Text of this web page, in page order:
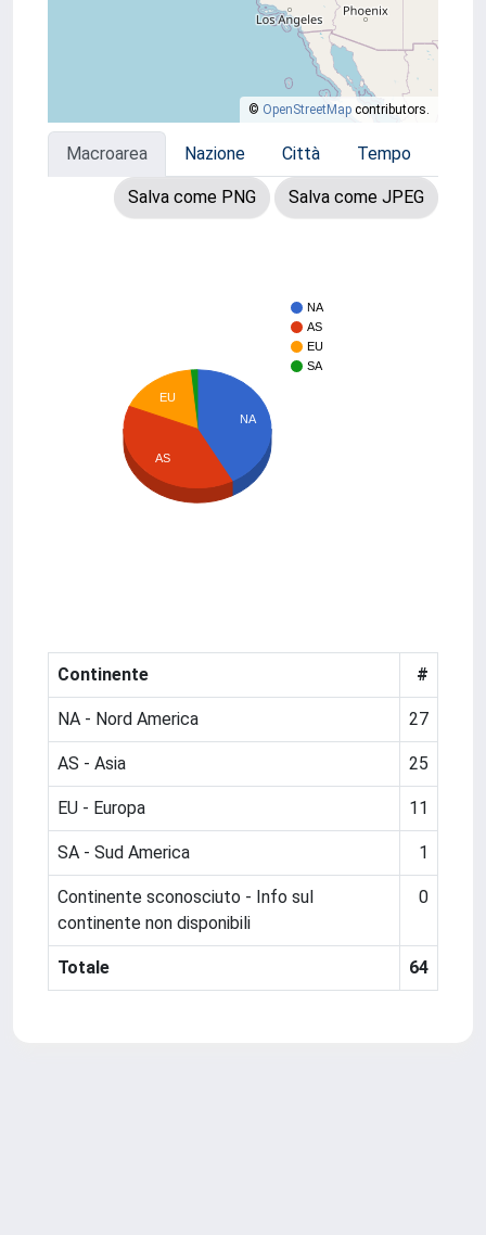
© OpenStreetMap contributors.
Macroarea Nazione Città Tempo
Salva come PNG Salva come JPEG
NA
AS
EU
SA
NA
EU
AS
Continente #
NA - Nord America 27
AS - Asia 25
EU - Europa 11
SA - Sud America 1
Continente sconosciuto - Info sul
continente non disponibili
0
Totale 64